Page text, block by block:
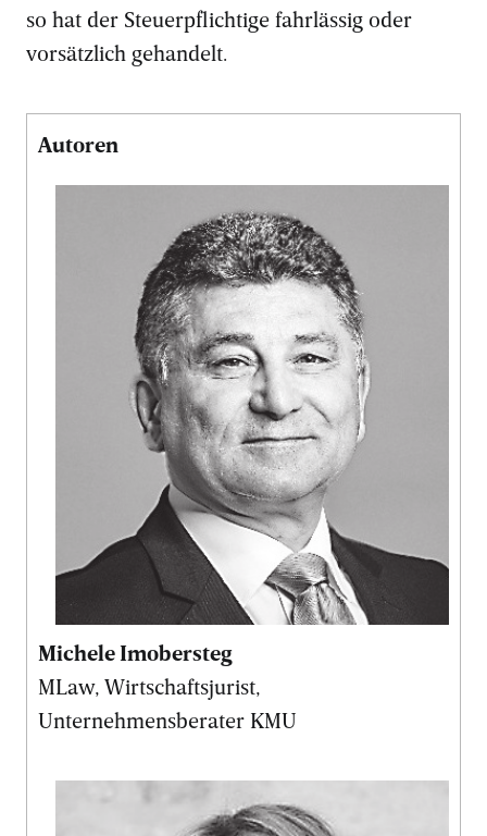
so hat der Steuerpflichtige fahrlässig oder
vorsätzlich gehandelt.
Autoren
Michele Imobersteg
MLaw, Wirtschaftsjurist,
Unternehmensberater KMU